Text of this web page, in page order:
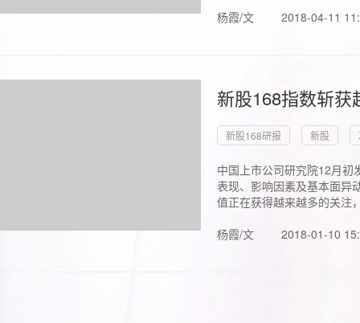
杨霞/文 2018-04-11
新股168指数斩
新股168研报 新股
中国上市公司研究院12月初
表现、影响因素及基本面异
值正在获得越来越多的关注
杨霞/文
2018-01-10